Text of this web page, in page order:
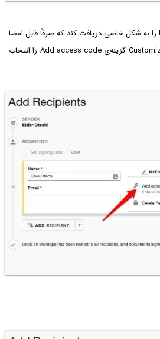
اگر می‌خواهید گیرنده فایل PDF را به شکل خاصی دریافت کند که صرفاً قابل امضا
کردن است، از منوی کرکره‌ای Customize گزینه‌ی Add access code را انتخاب